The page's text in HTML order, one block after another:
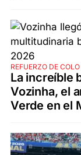
REFUERZO DE
La increíble
Vozinha, el
Verde en el